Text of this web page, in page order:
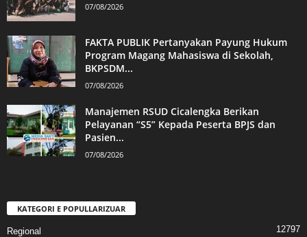
07/08/2026
FAKTA PUBLIK Pertanyakan Payung Hukum
Program Magang Mahasiswa di Sekolah,
BKPSDM...
07/08/2026
Manajemen RSUD Cicalengka Berikan
Pelayanan “S5” Kepada Peserta BPJS dan
Pasien...
07/08/2026
KATEGORI E POPULLARIZUAR
Regional 12797